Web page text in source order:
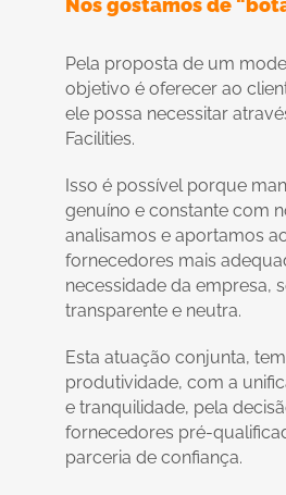
Nós gostamos de
Pela proposta de um
objetivo é oferecer ao
ele possa necessitar
Facilities.
Isso é possível porque
genuíno e constante com
analisamos e aportamos
fornecedores mais
necessidade da empresa,
transparente e neutra.
Esta atuação conjunta,
produtividade, com a
e tranquilidade, pela
fornecedores pré-
parceria de confiança.